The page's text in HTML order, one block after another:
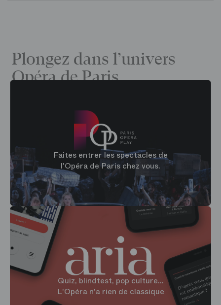
Plongez dans l’univers
Opéra de Paris
Faites entrer les spectacles de
l'Opéra de Paris chez vous.
Quiz, blindtest, pop culture...
L'Opéra n'a rien de classique